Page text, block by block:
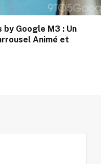
by Google M3 : Un
Animé et